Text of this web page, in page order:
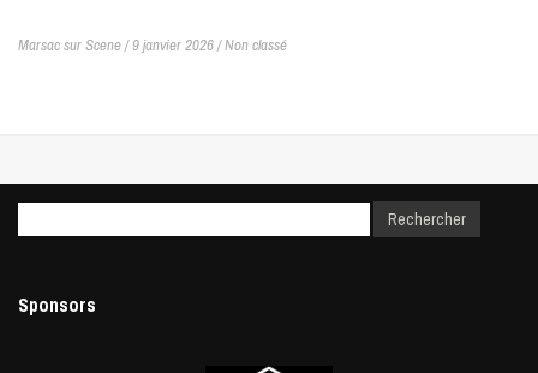
Marsac sur Scene / 9 janvier 2026 /Non classé
Sponsors